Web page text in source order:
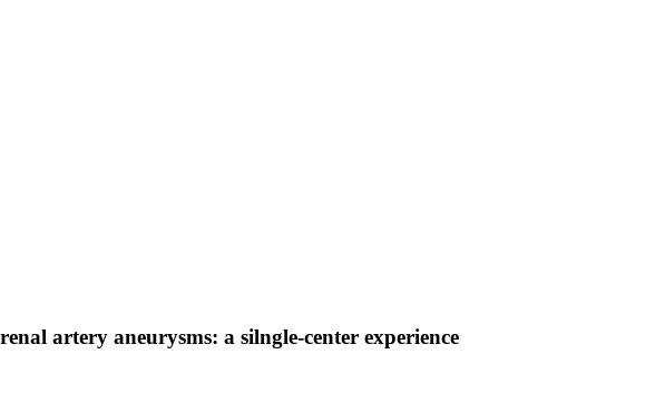
artery aneurysms: a silngle-center experience